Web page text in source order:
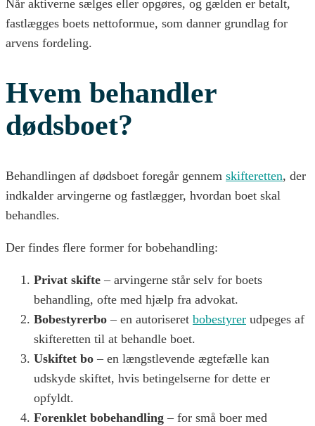
Når aktiverne sælges eller opgøres, og gælden er betalt,
fastlægges boets nettoformue, som danner grundlag for
arvens fordeling.
Hvem behandler
dødsboet?
Behandlingen af dødsboet foregår gennem skifteretten, der
indkalder arvingerne og fastlægger, hvordan boet skal
behandles.
Der findes flere former for bobehandling:
Privat skifte – arvingerne står selv for boets
behandling, ofte med hjælp fra advokat.
Bobestyrerbo – en autoriseret bobestyrer udpeges af
skifteretten til at behandle boet.
Uskiftet bo – en længstlevende ægtefælle kan
udskyde skiftet, hvis betingelserne for dette er
opfyldt.
Forenklet bobehandling – for små boer med